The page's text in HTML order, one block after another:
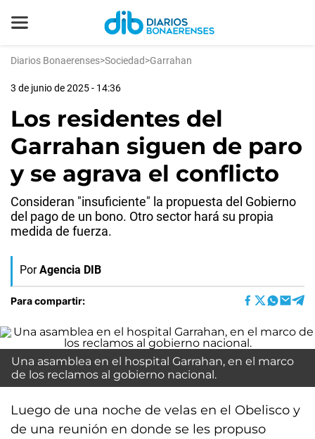
Diarios Bonaerenses>Sociedad>Garrahan
3 de junio de 2025 - 14:36
Los residentes del
Garrahan siguen de paro
y se agrava el conflicto
Consideran "insuficiente" la propuesta del Gobierno
del pago de un bono. Otro sector hará su propia
medida de fuerza.
Por Agencia DIB
Para compartir:
Una asamblea en el hospital Garrahan, en el marco
de los reclamos al gobierno nacional.
Luego de una noche de velas en el Obelisco y
de una reunión en donde se les propuso